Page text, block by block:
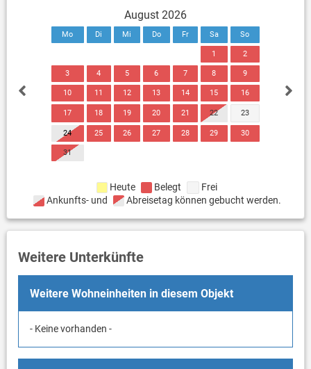
August 2026
Mo Di Mi Do Fr Sa So
1 2
3 4 5 6 7 8 9
10 11 12 13 14 15 16
17 18 19 20 21 22 23
24 25 26 27 28 29 30
31
Heute Belegt
Frei
Ankunfts- und
Abreisetag können gebucht werden.
Weitere Unterkünfte
Weitere Wohneinheiten in diesem Objekt
- Keine vorhanden -